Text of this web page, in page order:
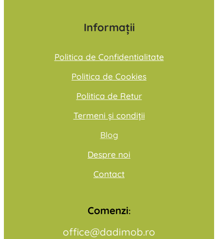
Informații
Politica de Confidentialitate
Politica de Cookies
Politica de Retur
Termeni și condiții
Blog
Despre noi
Contact
Comenzi:
office@dadimob.ro